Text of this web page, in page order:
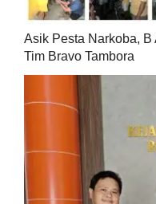
Asik Pesta Narkoba,
Tim Bravo Tambora